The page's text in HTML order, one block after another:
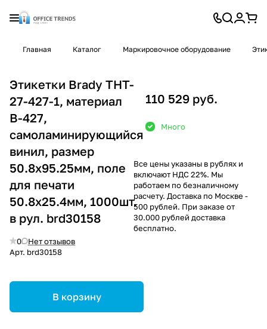
Главная Каталог Маркировочное оборудование
Этикетки Brady THT-
27-427-1, материал
В-427,
самоламинирующийся
винил, размер
50.8х95.25мм, поле
для печати
50.8х25.4мм, 1000шт.
в рул. brd30158
0
Нет отзывов
Арт. brd30158
В корзину
110 529 руб.
Много
Все цены указаны в рублях и
включают НДС 22%. Мы
работаем по безналичному
расчету. Доставка по Москве -
500 рублей. При заказе от
30.000 рублей доставка
бесплатно.